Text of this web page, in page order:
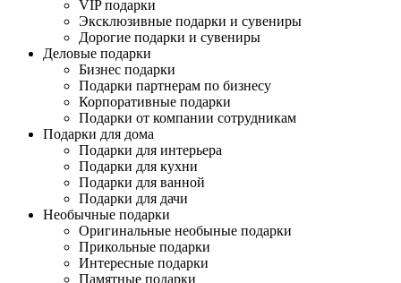
VIP подарки
Эксклюзивные подарки и сувениры
Дорогие подарки и сувениры
Деловые подарки
Бизнес подарки
Подарки партнерам по бизнесу
Корпоративные подарки
Подарки от компании сотрудникам
Подарки для дома
Подарки для интерьера
Подарки для кухни
Подарки для ванной
Подарки для дачи
Необычные подарки
Оригинальные необыные подарки
Прикольные подарки
Интересные подарки
Памятные подарки